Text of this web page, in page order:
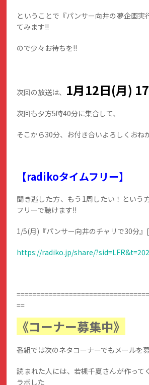
ということで『パンサー向井の夢企画実
てみます!!
ので少々お待ちを!!
次回の放送は、 1月12日(月)
次回も夕方5時40分に集合して、
そこから30分、お付き合いよろしくおね
【radikoタイムフリー】
聞き逃した方、もう1周したい！とい
フリーで聴けます!!
1/5(月)『パンサー向井のチャリで30分
https://radiko.jp/share/
==
《コーナー募集中》
番組では次のネタコーナーでもメールを
読まれた人には、若槻千夏さんが作って
ラボした